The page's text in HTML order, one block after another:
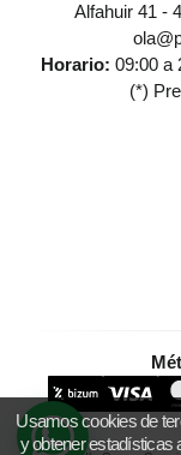
Alfahuir 41 -
Horario: 09:00 a
(*)
Usamos cookies de
y obtener estadísticas